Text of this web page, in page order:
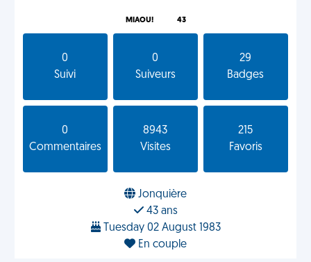
MIAOU! 43
0
Suivi
0
Suiveurs
29
Badges
0
Commentaires
8943
Visites
215
Favoris
Jonquière
43 ans
Tuesday 02 August 1983
En couple